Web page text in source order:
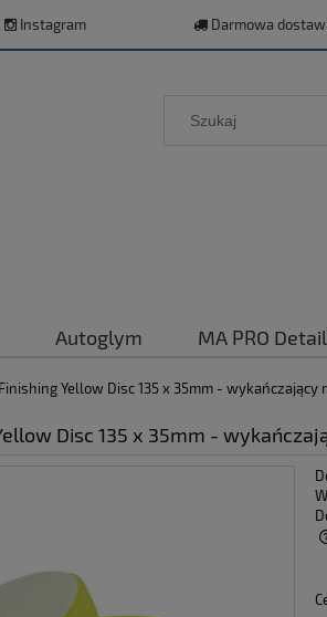
Instagram Darmowa
Autoglym MA PRO
Yellow Disc 135 x 35mm - wykańczający
Disc 135 x 35mm -
Cena nie zawiera ewentualnych kosztów
płatności